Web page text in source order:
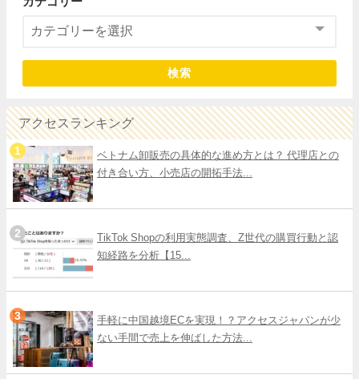
検索
アクセスランキング
ベトナム卸販売の具体的な進め方とは？ 代理店との
付き合い方、小売店の開拓手法...
TikTok Shopの利用実態調査、Z世代の購買行動と認
知経路を分析【15...
手軽に中国越境ECを実現！？アクセスジャパンが少
ない手間で売上を伸ばした方法...